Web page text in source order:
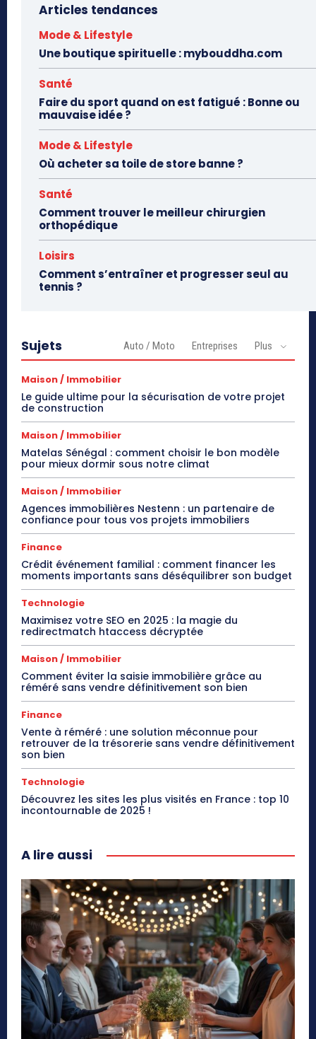
Articles tendances
Mode & Lifestyle
Une boutique spirituelle : mybouddha.com
Santé
Faire du sport quand on est fatigué : Bonne ou
mauvaise idée ?
Mode & Lifestyle
Où acheter sa toile de store banne ?
Santé
Comment trouver le meilleur chirurgien
orthopédique
Loisirs
Comment s’entraîner et progresser seul au
tennis ?
Sujets Auto / Moto Entreprises Plus
Maison / Immobilier
Le guide ultime pour la sécurisation de votre projet
de construction
Maison / Immobilier
Matelas Sénégal : comment choisir le bon modèle
pour mieux dormir sous notre climat
Maison / Immobilier
Agences immobilières Nestenn : un partenaire de
confiance pour tous vos projets immobiliers
Finance
Crédit événement familial : comment financer les
moments importants sans déséquilibrer son budget
Technologie
Maximisez votre SEO en 2025 : la magie du
redirectmatch htaccess décryptée
Maison / Immobilier
Comment éviter la saisie immobilière grâce au
réméré sans vendre définitivement son bien
Finance
Vente à réméré : une solution méconnue pour
retrouver de la trésorerie sans vendre définitivement
son bien
Technologie
Découvrez les sites les plus visités en France : top 10
incontournable de 2025 !
A lire aussi